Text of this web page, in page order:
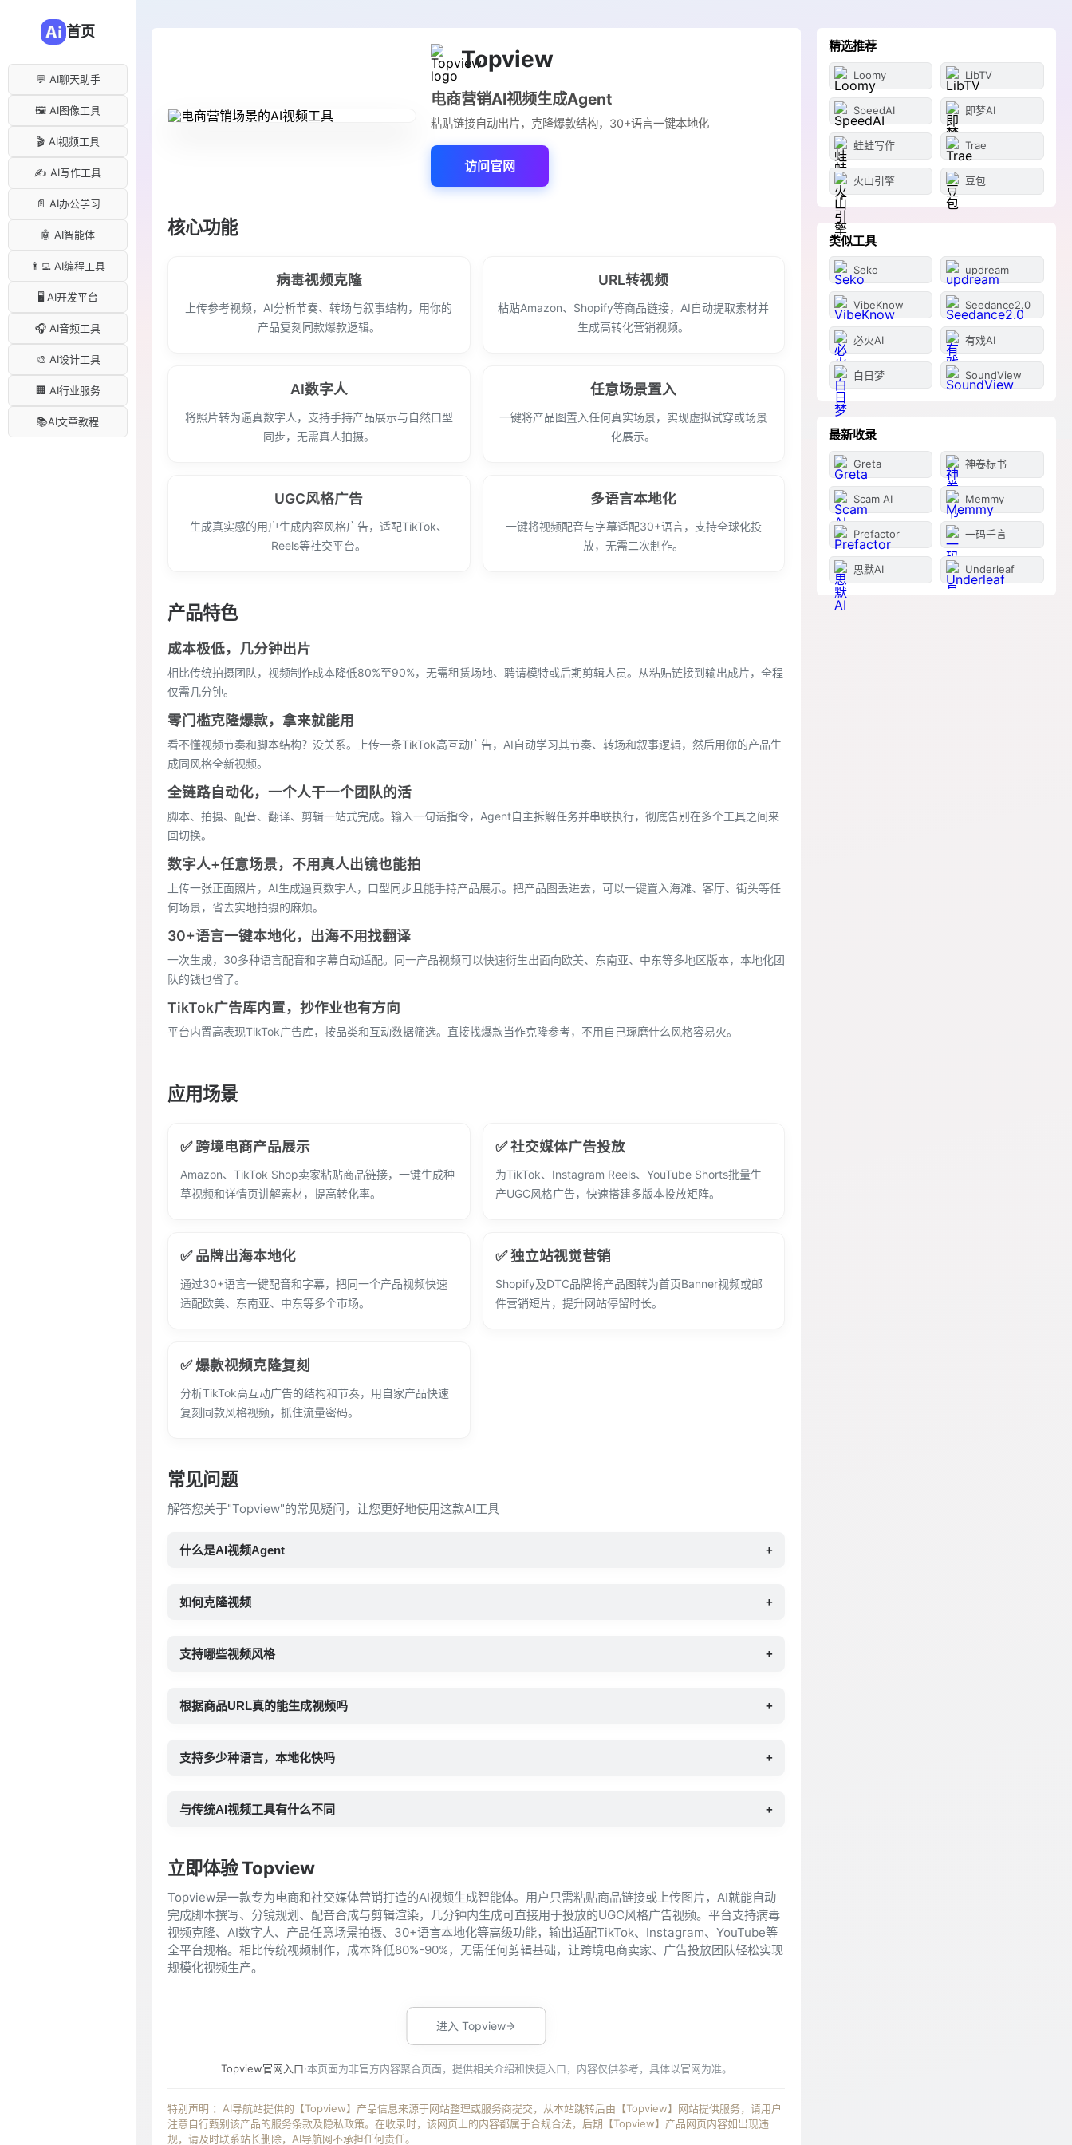
首页
💬 AI聊天助手
🖼️ AI图像工具
🎬 AI视频工具
✍️ AI写作工具
📄 AI办公学习
🤖 AI智能体
👨‍💻 AI编程工具
🖥️ AI开发平台
🎧 AI音频工具
🎨 AI设计工具
🏢 AI行业服务
📚AI文章教程
Topview
电商营销AI视频生成Agent
粘贴链接自动出片，克隆爆款结构，30+语言一键本地化
访问官网
核心功能
病毒视频克隆
上传参考视频，AI分析节奏、转场与叙事结构，用你的
产品复刻同款爆款逻辑。
URL转视频
粘贴Amazon、Shopify等商品链接，AI自动提取素材并
生成高转化营销视频。
AI数字人
将照片转为逼真数字人，支持手持产品展示与自然口型
同步，无需真人拍摄。
任意场景置入
一键将产品图置入任何真实场景，实现虚拟试穿或场景
化展示。
UGC风格广告
生成真实感的用户生成内容风格广告，适配TikTok、
Reels等社交平台。
多语言本地化
一键将视频配音与字幕适配30+语言，支持全球化投
放，无需二次制作。
产品特色
成本极低，几分钟出片
相比传统拍摄团队，视频制作成本降低80%至90%，无需租赁场地、聘请模特或后期剪辑人员。从粘贴链接到输出成片，全程
仅需几分钟。
零门槛克隆爆款，拿来就能用
看不懂视频节奏和脚本结构？没关系。上传一条TikTok高互动广告，AI自动学习其节奏、转场和叙事逻辑，然后用你的产品生
成同风格全新视频。
全链路自动化，一个人干一个团队的活
脚本、拍摄、配音、翻译、剪辑一站式完成。输入一句话指令，Agent自主拆解任务并串联执行，彻底告别在多个工具之间来
回切换。
数字人+任意场景，不用真人出镜也能拍
上传一张正面照片，AI生成逼真数字人，口型同步且能手持产品展示。把产品图丢进去，可以一键置入海滩、客厅、街头等任
何场景，省去实地拍摄的麻烦。
30+语言一键本地化，出海不用找翻译
一次生成，30多种语言配音和字幕自动适配。同一产品视频可以快速衍生出面向欧美、东南亚、中东等多地区版本，本地化团
队的钱也省了。
TikTok广告库内置，抄作业也有方向
平台内置高表现TikTok广告库，按品类和互动数据筛选。直接找爆款当作克隆参考，不用自己琢磨什么风格容易火。
应用场景
✅ 跨境电商产品展示
Amazon、TikTok Shop卖家粘贴商品链接，一键生成种
草视频和详情页讲解素材，提高转化率。
✅ 社交媒体广告投放
为TikTok、Instagram Reels、YouTube Shorts批量生
产UGC风格广告，快速搭建多版本投放矩阵。
✅ 品牌出海本地化
通过30+语言一键配音和字幕，把同一个产品视频快速
适配欧美、东南亚、中东等多个市场。
✅ 独立站视觉营销
Shopify及DTC品牌将产品图转为首页Banner视频或邮
件营销短片，提升网站停留时长。
✅ 爆款视频克隆复刻
分析TikTok高互动广告的结构和节奏，用自家产品快速
复刻同款风格视频，抓住流量密码。
常见问题
解答您关于"Topview"的常见疑问，让您更好地使用这款AI工具
什么是AI视频Agent +
如何克隆视频 +
支持哪些视频风格 +
根据商品URL真的能生成视频吗 +
支持多少种语言，本地化快吗 +
与传统AI视频工具有什么不同 +
立即体验 Topview
Topview是一款专为电商和社交媒体营销打造的AI视频生成智能体。用户只需粘贴商品链接或上传图片，AI就能自动
完成脚本撰写、分镜规划、配音合成与剪辑渲染，几分钟内生成可直接用于投放的UGC风格广告视频。平台支持病毒
视频克隆、AI数字人、产品任意场景拍摄、30+语言本地化等高级功能，输出适配TikTok、Instagram、YouTube等
全平台规格。相比传统视频制作，成本降低80%-90%，无需任何剪辑基础，让跨境电商卖家、广告投放团队轻松实现
规模化视频生产。
进入 Topview
Topview官网入口·本页面为非官方内容聚合页面，提供相关介绍和快捷入口，内容仅供参考，具体以官网为准。
特别声明 ：AI导航站提供的【Topview】产品信息来源于网站整理或服务商提交，从本站跳转后由【Topview】网站提供服务，请用户
注意自行甄别该产品的服务条款及隐私政策。在收录时，该网页上的内容都属于合规合法，后期【Topview】产品网页内容如出现违
规，请及时联系站长删除，AI导航网不承担任何责任。
精选推荐
Loomy LibTV
SpeedAI 即梦AI
蛙蛙写作 Trae
火山引擎 豆包
类似工具
Seko updream
VibeKnow Seedance2.0
必火AI 有戏AI
白日梦 SoundView
最新收录
Greta 神卷标书
Scam AI Memmy
Prefactor 一码千言
思默AI Underleaf